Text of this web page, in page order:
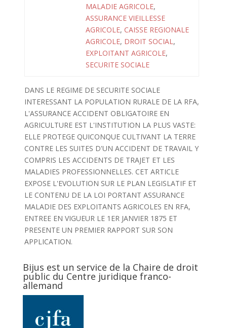
MALADIE AGRICOLE,
ASSURANCE VIEILLESSE
AGRICOLE, CAISSE REGIONALE
AGRICOLE, DROIT SOCIAL,
EXPLOITANT AGRICOLE,
SECURITE SOCIALE
DANS LE REGIME DE SECURITE SOCIALE
INTERESSANT LA POPULATION RURALE DE LA RFA,
L'ASSURANCE ACCIDENT OBLIGATOIRE EN
AGRICULTURE EST L'INSTITUTION LA PLUS VASTE:
ELLE PROTEGE QUICONQUE CULTIVANT LA TERRE
CONTRE LES SUITES D'UN ACCIDENT DE TRAVAIL Y
COMPRIS LES ACCIDENTS DE TRAJET ET LES
MALADIES PROFESSIONNELLES. CET ARTICLE
EXPOSE L'EVOLUTION SUR LE PLAN LEGISLATIF ET
LE CONTENU DE LA LOI PORTANT ASSURANCE
MALADIE DES EXPLOITANTS AGRICOLES EN RFA,
ENTREE EN VIGUEUR LE 1ER JANVIER 1875 ET
PRESENTE UN PREMIER RAPPORT SUR SON
APPLICATION.
Bijus est un service de la Chaire de droit
public du Centre juridique franco-
allemand